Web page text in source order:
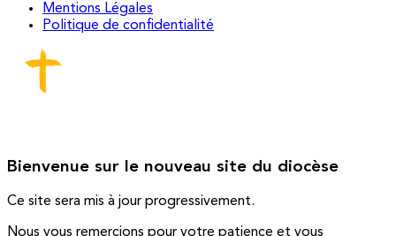
Mentions Légales
Politique de confidentialité
Bienvenue sur le nouveau site du diocèse
Ce site sera mis à jour progressivement.
Nous vous remercions pour votre patience et vous